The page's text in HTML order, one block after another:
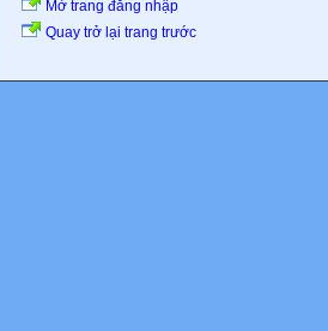
Mở trang đăng nhập
Quay trở lại trang trước